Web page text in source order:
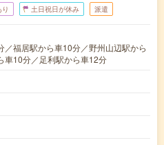
土日祝日が休み 派遣
／福居駅から車10分／野州山辺駅から
車10分／足利駅から車12分